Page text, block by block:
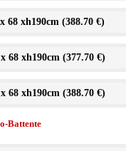
68 xh190cm (388.70 €)
68 xh190cm (377.70 €)
68 xh190cm (388.70 €)
Battente